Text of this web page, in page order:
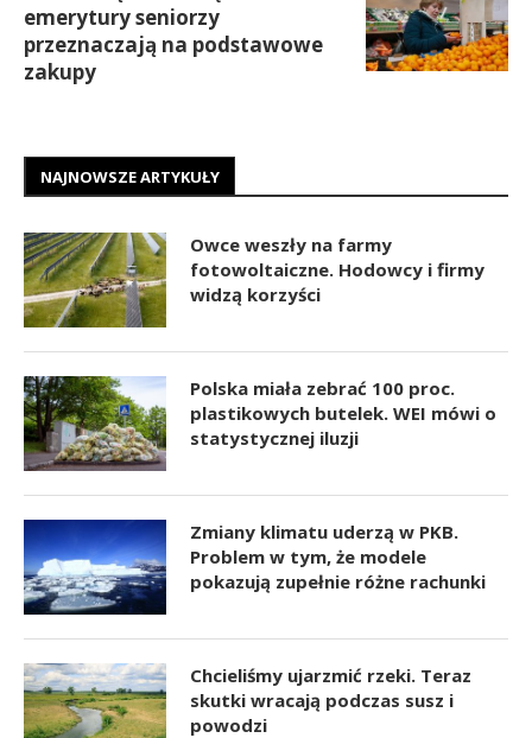
emerytury seniorzy
przeznaczają na podstawowe
zakupy
NAJNOWSZE ARTYKUŁY
Owce weszły na farmy
fotowoltaiczne. Hodowcy i firmy
widzą korzyści
Polska miała zebrać 100 proc.
plastikowych butelek. WEI mówi o
statystycznej iluzji
Zmiany klimatu uderzą w PKB.
Problem w tym, że modele
pokazują zupełnie różne rachunki
Chcieliśmy ujarzmić rzeki. Teraz
skutki wracają podczas susz i
powodzi